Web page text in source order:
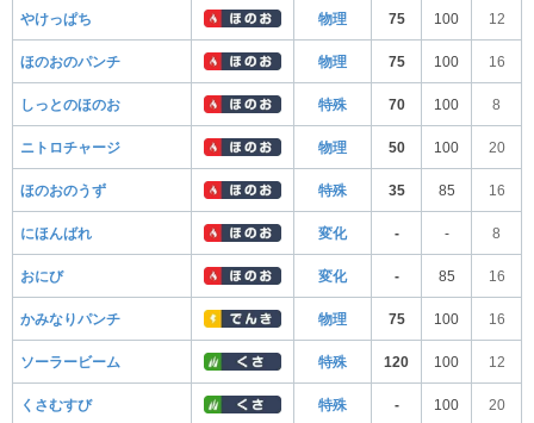
やけっぱち 物理 75 100 12
ほのおのパンチ 物理 75 100 16
しっとのほのお 特殊 70 100 8
ニトロチャージ 物理 50 100 20
ほのおのうず 特殊 35 85 16
にほんばれ 変化 - - 8
おにび 変化 - 85 16
かみなりパンチ 物理 75 100 16
ソーラービーム 特殊 120 100 12
くさむすび 特殊 - 100 20